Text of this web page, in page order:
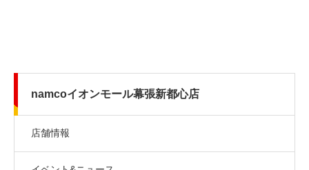
namcoイオンモール幕張新都心店
店舗情報